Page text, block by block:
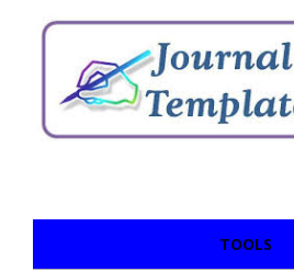
TOOLS